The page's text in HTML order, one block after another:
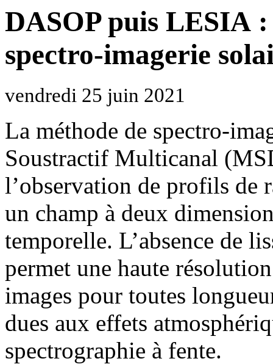
DASOP puis LESIA :
spectro-imagerie
vendredi 25 juin 2021
La méthode de spectro-
Soustractif Multicanal
l’observation de profils de
un champ à deux
temporelle. L’absence de
permet une haute
images pour toutes
dues aux effets
spectrographie à fente.